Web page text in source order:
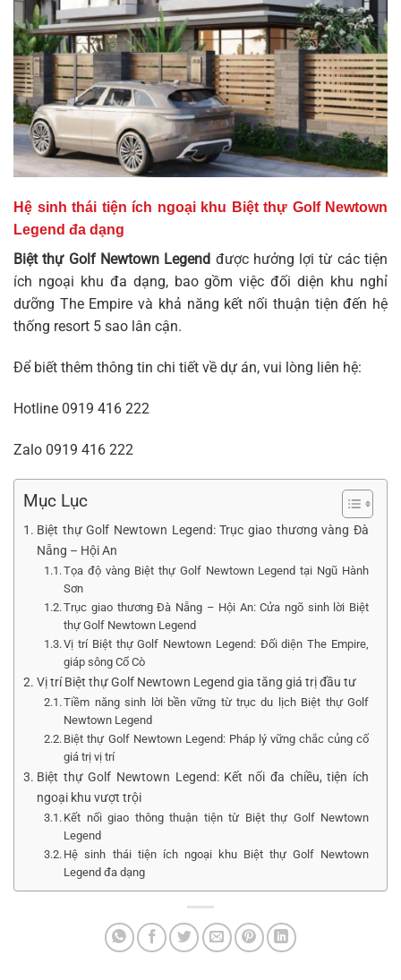
Hệ sinh thái tiện ích ngoại khu Biệt thự Golf Newtown
Legend đa dạng
Biệt thự Golf Newtown Legend được hưởng lợi từ các tiện
ích ngoại khu đa dạng, bao gồm việc đối diện khu nghỉ
dưỡng The Empire và khả năng kết nối thuận tiện đến hệ
thống resort 5 sao lân cận.
Để biết thêm thông tin chi tiết về dự án, vui lòng liên hệ:
Hotline 0919 416 222
Zalo 0919 416 222
Mục Lục
Biệt thự Golf Newtown Legend: Trục giao thương vàng Đà
Nẵng – Hội An
Tọa độ vàng Biệt thự Golf Newtown Legend tại Ngũ Hành
Sơn
Trục giao thương Đà Nẵng – Hội An: Cửa ngõ sinh lời Biệt
thự Golf Newtown Legend
Vị trí Biệt thự Golf Newtown Legend: Đối diện The Empire,
giáp sông Cổ Cò
Vị trí Biệt thự Golf Newtown Legend gia tăng giá trị đầu tư
Tiềm năng sinh lời bền vững từ trục du lịch Biệt thự Golf
Newtown Legend
Biệt thự Golf Newtown Legend: Pháp lý vững chắc củng cố
giá trị vị trí
Biệt thự Golf Newtown Legend: Kết nối đa chiều, tiện ích
ngoại khu vượt trội
Kết nối giao thông thuận tiện từ Biệt thự Golf Newtown
Legend
Hệ sinh thái tiện ích ngoại khu Biệt thự Golf Newtown
Legend đa dạng